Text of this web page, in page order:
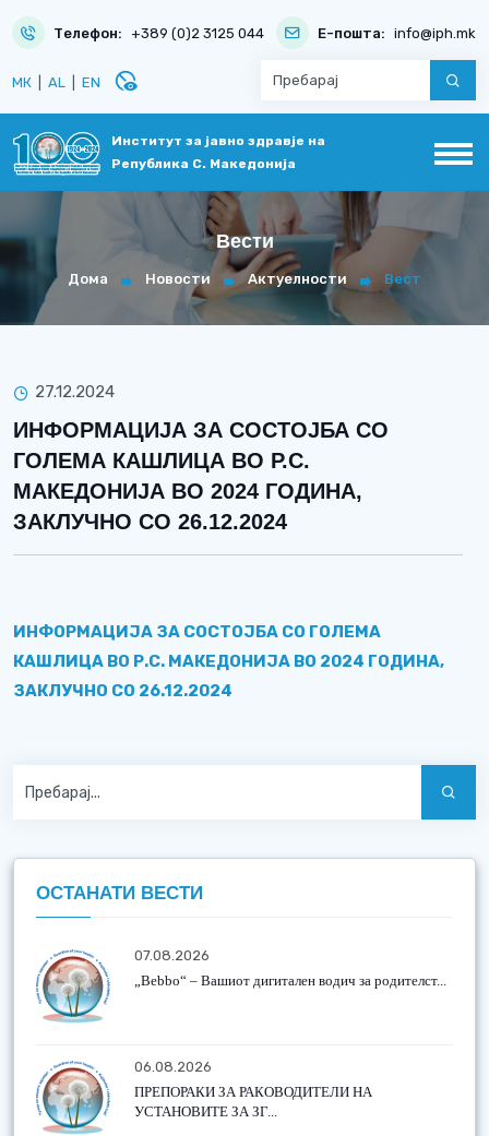
Телефон: +389 (0)2 3125 044 Е-пошта: info@iph.mk
МК AL EN disabled_visible
Институт за јавно здравје на
Република С. Македонија
Вести
Дома Новости Актуелности Вест
27.12.2024
ИНФОРМАЦИЈА ЗА СОСТОЈБА СО
ГОЛЕМА КАШЛИЦА ВО Р.С.
МАКЕДОНИЈА ВО 2024 ГОДИНА,
ЗАКЛУЧНО СО 26.12.2024
ИНФОРМАЦИЈА ЗА СОСТОЈБА СО ГОЛЕМА
КАШЛИЦА ВО Р.С. МАКЕДОНИЈА ВО 2024 ГОДИНА,
ЗАКЛУЧНО СО 26.12.2024
ОСТАНАТИ ВЕСТИ
07.08.2026
„Bebbo“ – Вашиот дигитален водич за родителст...
06.08.2026
ПРЕПОРАКИ ЗА РАКОВОДИТЕЛИ НА
УСТАНОВИТЕ ЗА ЗГ...